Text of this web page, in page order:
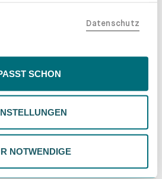
in den USA, verarbeitet werden
könnten. Wähle
kannst deine Wahl jederzeit
findest du in unserer
Datenschutz
SCHON
NOTWENDIGE